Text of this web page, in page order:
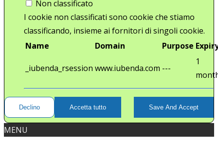
Non classificato
I cookie non classificati sono cookie che stiamo
classificando, insieme ai fornitori di singoli cookie.
Name
Domain Purpose
_iubenda_rsession www.iubenda.com ---
1
Declino Accetta tutto Save And Accept
MENU